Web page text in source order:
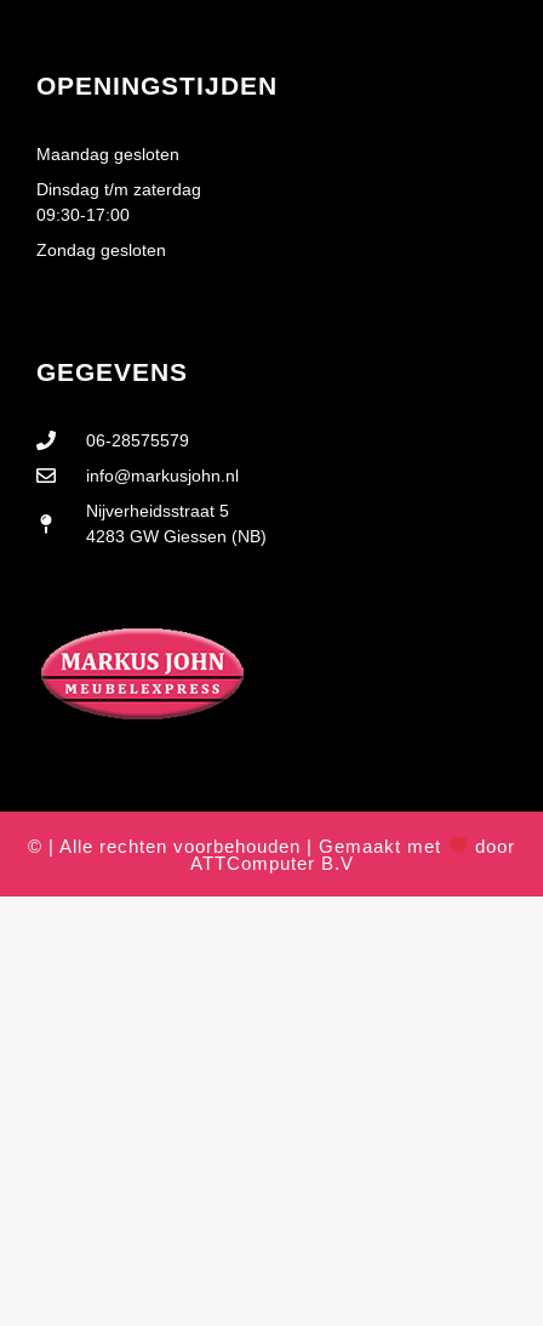
GEGEVENS
06-28575579
info@markusjohn.nl
Nijverheidsstraat 5
4283 GW Giessen (NB)
OPENINGSTIJDEN
Maandag gesloten
Dinsdag t/m zaterdag
09:30-17:00
Zondag gesloten
© | Alle rechten voorbehouden | Gemaakt met
door
ATTComputer B.V